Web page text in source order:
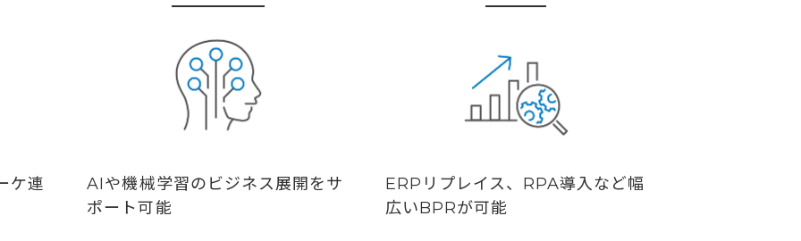
ケ連
AIや機械学習のビジネス展開をサ
ポート可能
ERPリプレイス、RPA導入など幅
広いBPRが可能